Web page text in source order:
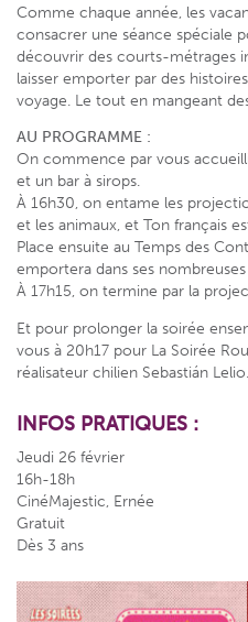
Comme chaque année, les
consacrer une séance spéciale
découvrir des courts-métrages
laisser emporter par des
voyage. Le tout en mangeant
AU PROGRAMME :
On commence par vous
et un bar à sirops.
À 16h30, on entame les
et les animaux, et Ton français
Place ensuite au Temps des
emportera dans ses
À 17h15, on termine par la
Et pour prolonger la soirée
vous à 20h17 pour La Soirée
réalisateur chilien Sebastián Lelio.
INFOS PRATIQUES :
Jeudi 26 février
16h-18h
CinéMajestic, Ernée
Gratuit
Dès 3 ans